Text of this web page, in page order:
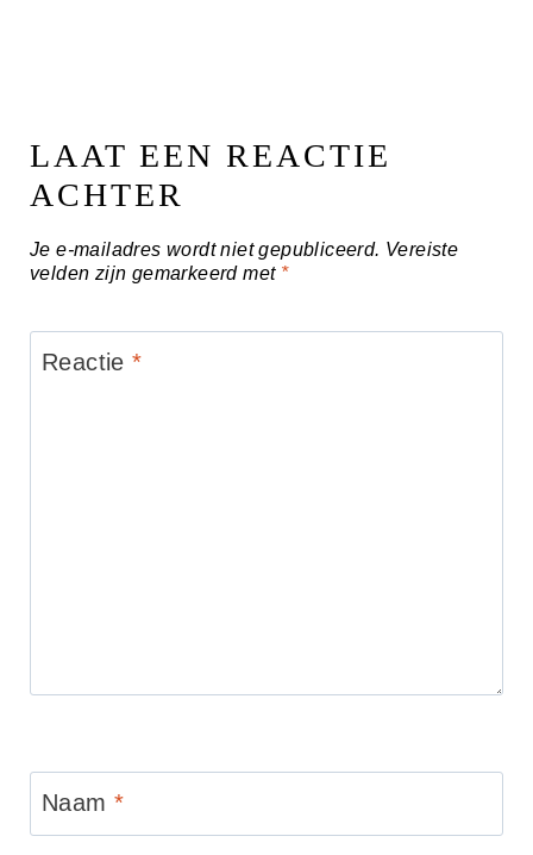
LAAT EEN REACTIE
ACHTER
Je e-mailadres wordt niet gepubliceerd. Vereiste
velden zijn gemarkeerd met *
Reactie*
Naam *